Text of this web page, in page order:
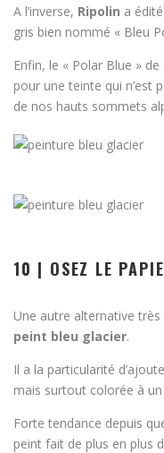
A l’inverse, Ripolin a
gris bien nommé « Bleu
Enfin, le « Polar Blue » de
pour une teinte qui n’est
de nos hauts sommets
10 | OSEZ LE
Une autre alternative
peint bleu glacier.
Il a la particularité
mais surtout colorée à
Forte tendance depuis
peint fait de plus en plus